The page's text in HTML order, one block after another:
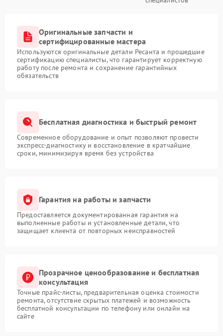
Оригинальные запчасти и
сертифицированные мастера
Используются оригинальные детали Ресанта и прошедшие
сертификацию специалисты, что гарантирует корректную
работу после ремонта и сохранение гарантийных
обязательств
Бесплатная диагностика и быстрый ремонт
Современное оборудование и опыт позволяют провести
экспресс-диагностику и восстановление в кратчайшие
сроки, минимизируя время без устройства
Гарантия на работы и запчасти
Предоставляется документированная гарантия на
выполненные работы и установленные детали, что
защищает клиента от повторных неисправностей
Прозрачное ценообразование и бесплатная
консультация
Точные прайс-листы, предварительная оценка стоимости
ремонта, отсутствие скрытых платежей и возможность
бесплатной консультации по телефону или онлайн на
сайте